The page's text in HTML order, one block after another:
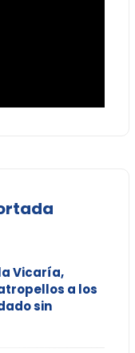
Vicaría,
a los
sin